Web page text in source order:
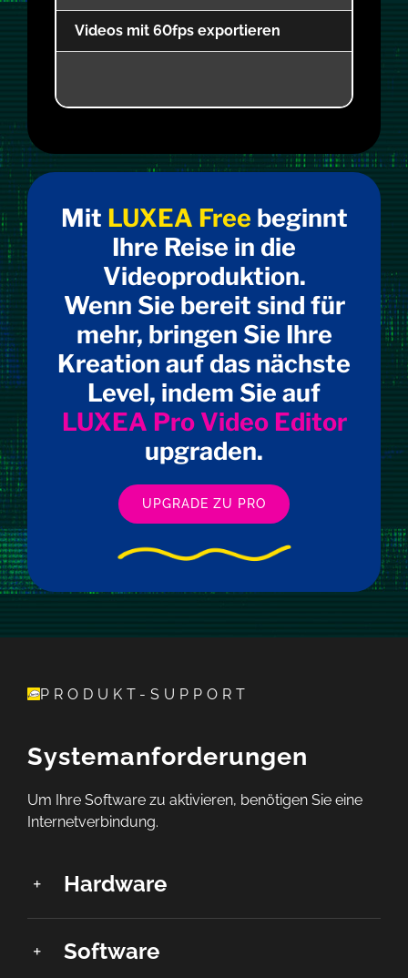
Videos mit 60fps exportieren
Mit LUXEA Free beginnt
Ihre Reise in die
Videoproduktion.
Wenn Sie bereit sind für
mehr, bringen Sie Ihre
Kreation auf das nächste
Level, indem Sie auf
LUXEA Pro Video Editor
upgraden.
UPGRADE ZU PRO
PRODUKT-SUPPORT
Systemanforderungen
Um Ihre Software zu aktivieren, benötigen Sie eine
Internetverbindung.
Hardware
Software